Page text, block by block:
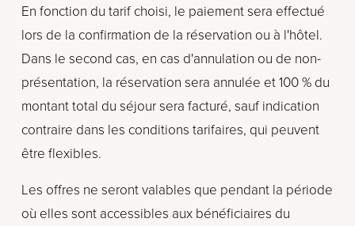
En fonction du tarif choisi, le paiement sera effectué
lors de la confirmation de la réservation ou à l'hôtel.
Dans le second cas, en cas d'annulation ou de non-
présentation, la réservation sera annulée et 100 % du
montant total du séjour sera facturé, sauf indication
contraire dans les conditions tarifaires, qui peuvent
être flexibles.
Les offres ne seront valables que pendant la période
où elles sont accessibles aux bénéficiaires du